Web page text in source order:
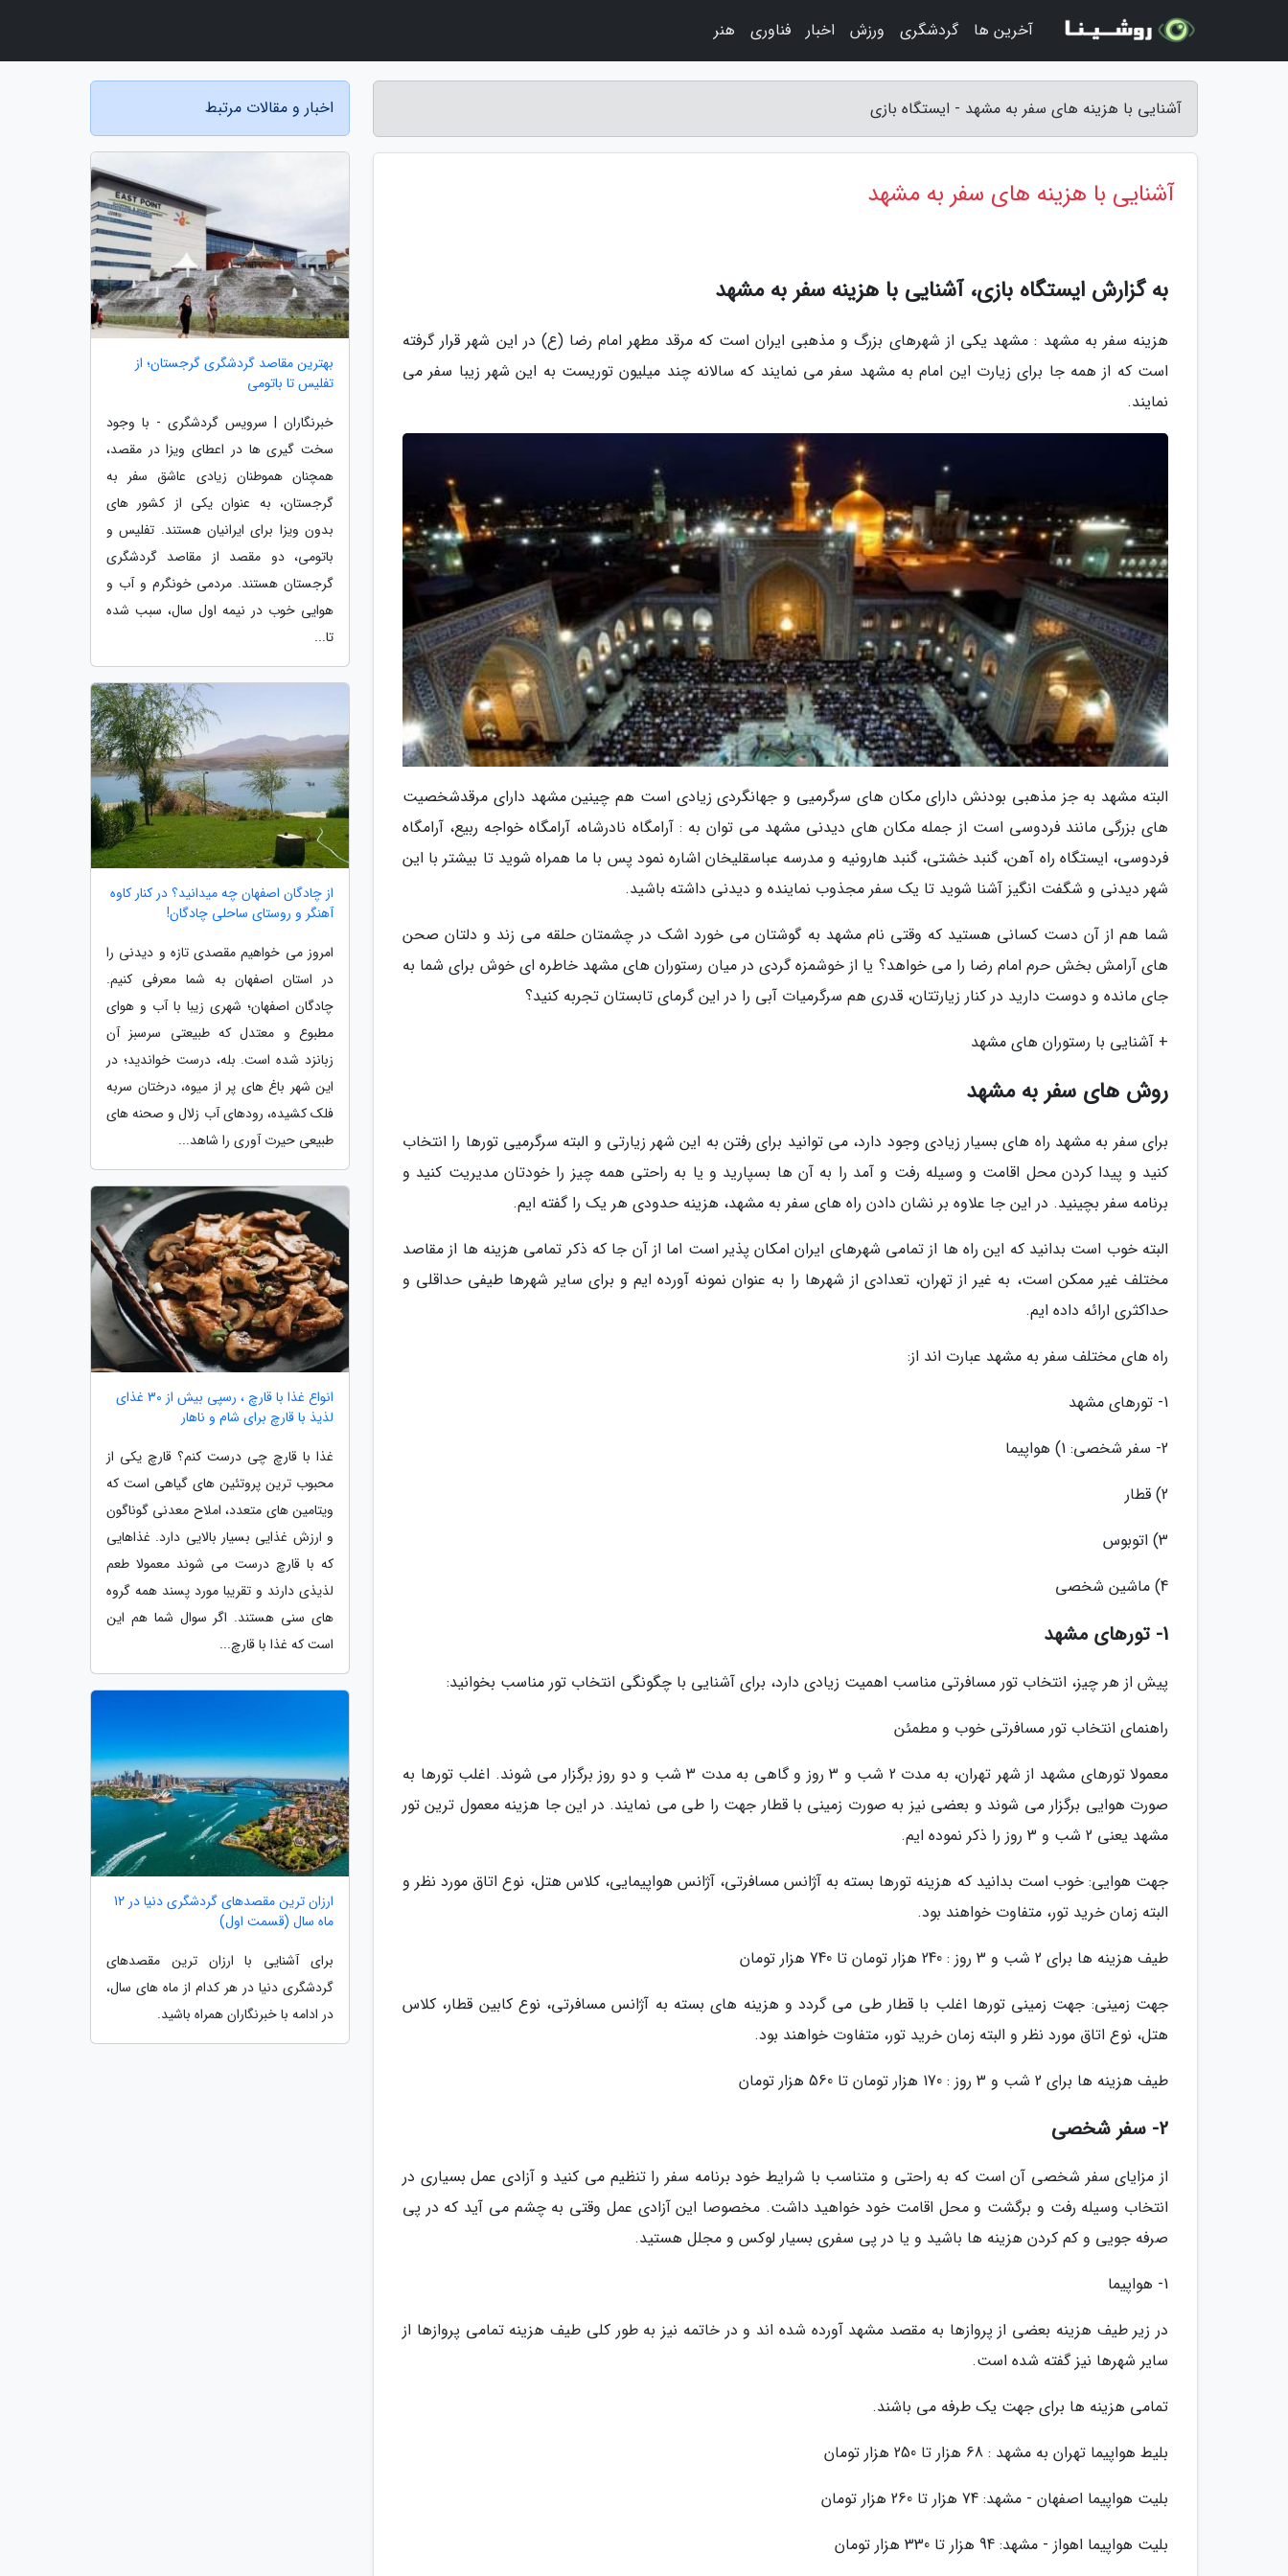
آشنایی با هزینه های سفر به مشهد - ایستگاه بازی
آشنایی با هزینه های سفر به مشهد
به گزارش ایستگاه بازی، آشنایی با هزینه سفر به مشهد
هزینه سفر به مشهد : مشهد یکی از شهرهای بزرگ و مذهبی ایران است که مرقد مطهر امام رضا (ع) در این شهر قرار گرفته
است که از همه جا برای زیارت این امام به مشهد سفر می نمایند که سالانه چند میلیون توریست به این شهر زیبا سفر می
نمایند.
البته مشهد به جز مذهبی بودنش دارای مکان های سرگرمیی و جهانگردی زیادی است هم چینین مشهد دارای مرقدشخصیت
های بزرگی مانند فردوسی است از جمله مکان های دیدنی مشهد می توان به : آرامگاه نادرشاه، آرامگاه خواجه ربیع، آرامگاه
فردوسی، ایستگاه راه آهن، گنبد خشتی، گنبد هارونیه و مدرسه عباسقلیخان اشاره نمود پس با ما همراه شوید تا بیشتر با این
شهر دیدنی و شگفت انگیز آشنا شوید تا یک سفر مجذوب نماینده و دیدنی داشته باشید.
شما هم از آن دست کسانی هستید که وقتی نام مشهد به گوشتان می خورد اشک در چشمتان حلقه می زند و دلتان صحن
های آرامش بخش حرم امام رضا را می خواهد؟ یا از خوشمزه گردی در میان رستوران های مشهد خاطره ای خوش برای شما به
جای مانده و دوست دارید در کنار زیارتتان، قدری هم سرگرمیات آبی را در این گرمای تابستان تجربه کنید؟
+ آشنایی با رستوران های مشهد
روش های سفر به مشهد
برای سفر به مشهد راه های بسیار زیادی وجود دارد، می توانید برای رفتن به این شهر زیارتی و البته سرگرمیی تورها را انتخاب
کنید و پیدا کردن محل اقامت و وسیله رفت و آمد را به آن ها بسپارید و یا به راحتی همه چیز را خودتان مدیریت کنید و
برنامه سفر بچینید. در این جا علاوه بر نشان دادن راه های سفر به مشهد، هزینه حدودی هر یک را گفته ایم.
البته خوب است بدانید که این راه ها از تمامی شهرهای ایران امکان پذیر است اما از آن جا که ذکر تمامی هزینه ها از مقاصد
مختلف غیر ممکن است، به غیر از تهران، تعدادی از شهرها را به عنوان نمونه آورده ایم و برای سایر شهرها طیفی حداقلی و
حداکثری ارائه داده ایم.
راه های مختلف سفر به مشهد عبارت اند از:
1- تورهای مشهد
2- سفر شخصی: 1) هواپیما
2) قطار
3) اتوبوس
4) ماشین شخصی
1- تورهای مشهد
پیش از هر چیز، انتخاب تور مسافرتی مناسب اهمیت زیادی دارد، برای آشنایی با چگونگی انتخاب تور مناسب بخوانید:
راهنمای انتخاب تور مسافرتی خوب و مطمئن
معمولا تورهای مشهد از شهر تهران، به مدت 2 شب و 3 روز و گاهی به مدت 3 شب و دو روز برگزار می شوند. اغلب تورها به
صورت هوایی برگزار می شوند و بعضی نیز به صورت زمینی با قطار جهت را طی می نمایند. در این جا هزینه معمول ترین تور
مشهد یعنی 2 شب و 3 روز را ذکر نموده ایم.
جهت هوایی: خوب است بدانید که هزینه تورها بسته به آژانس مسافرتی، آژانس هواپیمایی، کلاس هتل، نوع اتاق مورد نظر و
البته زمان خرید تور، متفاوت خواهند بود.
طیف هزینه ها برای 2 شب و 3 روز : 240 هزار تومان تا 740 هزار تومان
جهت زمینی: جهت زمینی تورها اغلب با قطار طی می گردد و هزینه های بسته به آژانس مسافرتی، نوع کابین قطار، کلاس
هتل، نوع اتاق مورد نظر و البته زمان خرید تور، متفاوت خواهند بود.
طیف هزینه ها برای 2 شب و 3 روز : 170 هزار تومان تا 560 هزار تومان
2- سفر شخصی
از مزایای سفر شخصی آن است که به راحتی و متناسب با شرایط خود برنامه سفر را تنظیم می کنید و آزادی عمل بسیاری در
انتخاب وسیله رفت و برگشت و محل اقامت خود خواهید داشت. مخصوصا این آزادی عمل وقتی به چشم می آید که در پی
صرفه جویی و کم کردن هزینه ها باشید و یا در پی سفری بسیار لوکس و مجلل هستید.
1- هواپیما
در زیر طیف هزینه بعضی از پروازها به مقصد مشهد آورده شده اند و در خاتمه نیز به طور کلی طیف هزینه تمامی پروازها از
سایر شهرها نیز گفته شده است.
تمامی هزینه ها برای جهت یک طرفه می باشند.
بلیط هواپیما تهران به مشهد : 68 هزار تا 250 هزار تومان
بلیت هواپیما اصفهان - مشهد: 74 هزار تا 260 هزار تومان
بلیت هواپیما اهواز - مشهد: 94 هزار تا 330 هزار تومان
اخبار و مقالات مرتبط
بهترین مقاصد گردشگری گرجستان؛ از
تفلیس تا باتومی
خبرنگاران | سرویس گردشگری - با وجود
سخت گیری ها در اعطای ویزا در مقصد،
همچنان هموطنان زیادی عاشق سفر به
گرجستان، به عنوان یکی از کشور های
بدون ویزا برای ایرانیان هستند. تفلیس و
باتومی، دو مقصد از مقاصد گردشگری
گرجستان هستند. مردمی خونگرم و آب و
هوایی خوب در نیمه اول سال، سبب شده
تا...
از چادگان اصفهان چه میدانید؟ در کنار کاوه
آهنگر و روستای ساحلی چادگان!
امروز می خواهیم مقصدی تازه و دیدنی را
در استان اصفهان به شما معرفی کنیم.
چادگان اصفهان؛ شهری زیبا با آب و هوای
مطبوع و معتدل که طبیعتی سرسبز آن
زبانزد شده است. بله، درست خواندید؛ در
این شهر باغ های پر از میوه، درختان سربه
فلک کشیده، رودهای آب زلال و صحنه های
طبیعی حیرت آوری را شاهد...
انواع غذا با قارچ ، رسپی بیش از 30 غذای
لذیذ با قارچ برای شام و ناهار
غذا با قارچ چی درست کنم؟ قارچ یکی از
محبوب ترین پروتئین های گیاهی است که
ویتامین های متعدد، املاح معدنی گوناگون
و ارزش غذایی بسیار بالایی دارد. غذاهایی
که با قارچ درست می شوند معمولا طعم
لذیذی دارند و تقریبا مورد پسند همه گروه
های سنی هستند. اگر سوال شما هم این
است که غذا با قارچ...
ارزان ترین مقصدهای گردشگری دنیا در 12
ماه سال (قسمت اول)
برای آشنایی با ارزان ترین مقصدهای
گردشگری دنیا در هر کدام از ماه های سال،
در ادامه با خبرنگاران همراه باشید.
آخرین ها گردشگری ورزش اخبار فناوری هنر